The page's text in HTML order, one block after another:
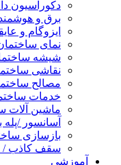
دکوراسیون
برق و
ایزوگام و
نمای
شیشه
نقاشی
مصالح
خدمات
ماشین آلات
آسانسور /پله
بازسازی
سقف کاذب /
آموزشی